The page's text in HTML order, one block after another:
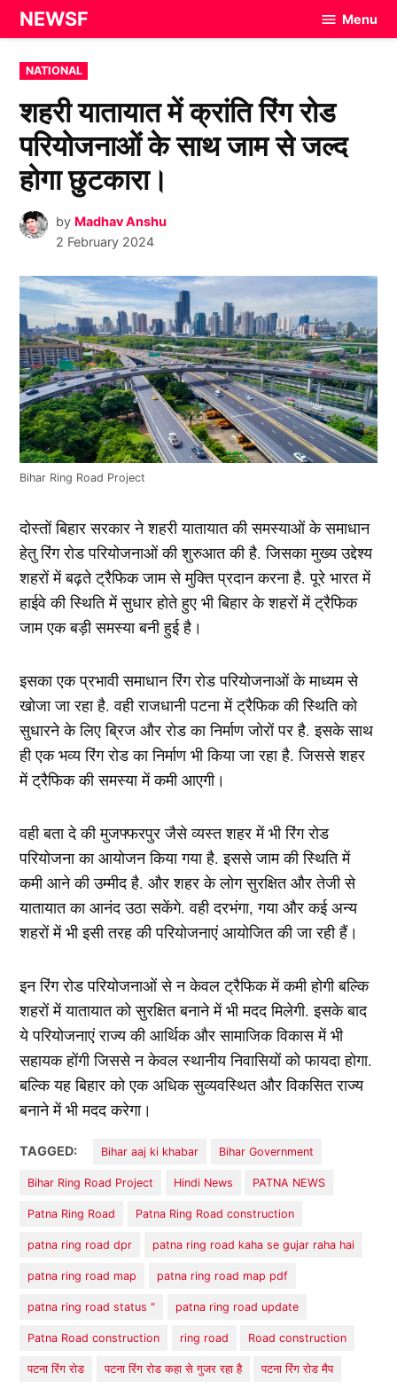
Skip
to
content
NEWSF Menu
POSTED
IN
NATIONAL
शहरी यातायात में क्रांति रिंग रोड
परियोजनाओं के साथ जाम से जल्द
होगा छुटकारा।
by Madhav Anshu
2 February 2024
Bihar Ring Road Project
दोस्तों बिहार सरकार ने शहरी यातायात की समस्याओं के समाधान
हेतु रिंग रोड परियोजनाओं की शुरुआत की है. जिसका मुख्य उद्देश्य
शहरों में बढ़ते ट्रैफिक जाम से मुक्ति प्रदान करना है. पूरे भारत में
हाईवे की स्थिति में सुधार होते हुए भी बिहार के शहरों में ट्रैफिक
जाम एक बड़ी समस्या बनी हुई है।
इसका एक प्रभावी समाधान रिंग रोड परियोजनाओं के माध्यम से
खोजा जा रहा है. वही राजधानी पटना में ट्रैफिक की स्थिति को
सुधारने के लिए ब्रिज और रोड का निर्माण जोरों पर है. इसके साथ
ही एक भव्य रिंग रोड का निर्माण भी किया जा रहा है. जिससे शहर
में ट्रैफिक की समस्या में कमी आएगी।
वही बता दे की मुजफ्फरपुर जैसे व्यस्त शहर में भी रिंग रोड
परियोजना का आयोजन किया गया है. इससे जाम की स्थिति में
कमी आने की उम्मीद है. और शहर के लोग सुरक्षित और तेजी से
यातायात का आनंद उठा सकेंगे. वही दरभंगा, गया और कई अन्य
शहरों में भी इसी तरह की परियोजनाएं आयोजित की जा रही हैं।
इन रिंग रोड परियोजनाओं से न केवल ट्रैफिक में कमी होगी बल्कि
शहरों में यातायात को सुरक्षित बनाने में भी मदद मिलेगी. इसके बाद
ये परियोजनाएं राज्य की आर्थिक और सामाजिक विकास में भी
सहायक होंगी जिससे न केवल स्थानीय निवासियों को फायदा होगा.
बल्कि यह बिहार को एक अधिक सुव्यवस्थित और विकसित राज्य
बनाने में भी मदद करेगा।
TAGGED: Bihar aaj ki khabar Bihar Government
Bihar Ring Road Project Hindi News PATNA NEWS
Patna Ring Road Patna Ring Road construction
patna ring road dpr patna ring road kaha se gujar raha hai
patna ring road map patna ring road map pdf
patna ring road status " patna ring road update
Patna Road construction ring road Road construction
पटना रिंग रोड पटना रिंग रोड कहा से गुजर रहा है पटना रिंग रोड मैप